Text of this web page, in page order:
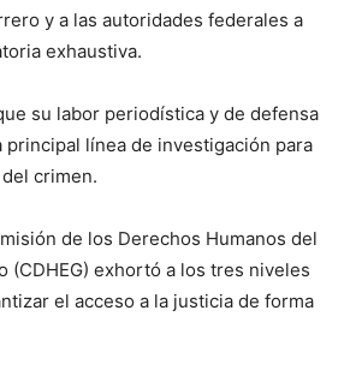
y a las autoridades federales a
exhaustiva.
su labor periodística y de defensa
línea de investigación para
crimen.
de los Derechos Humanos del
(CDHEG) exhortó a los tres niveles
el acceso a la justicia de forma